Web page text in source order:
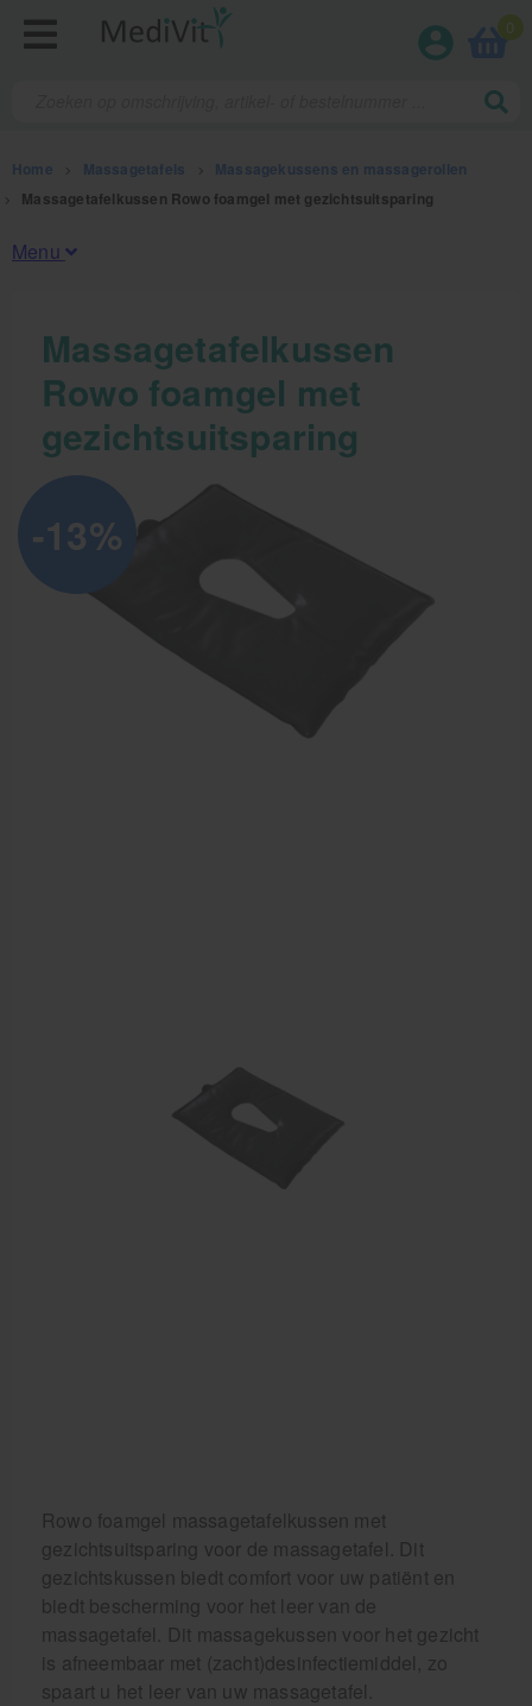
0
Home Massagetafels Massagekussens en massagerollen
Massagetafelkussen Rowo foamgel met gezichtsuitsparing
Menu
Fysiotherapieproducten
Verbruiksmaterialen
Massage
Massagetafels
Elektrische massagetafels
Mobiele massagetafels
Massagebanken elektrisch
Massagebedden
Behandelstoel elektrisch
Aanbiedingen groothandel fysiotherapie en massage
Massagetafelkussen
Rowo foamgel met
gezichtsuitsparing
-13%
Rowo foamgel massagetafelkussen met
gezichtsuitsparing voor de massagetafel. Dit
gezichtskussen biedt comfort voor uw patiënt en
biedt bescherming voor het leer van de
massagetafel. Dit massagekussen voor het gezicht
is afneembaar met (zacht)desinfectiemiddel, zo
spaart u het leer van uw massagetafel.